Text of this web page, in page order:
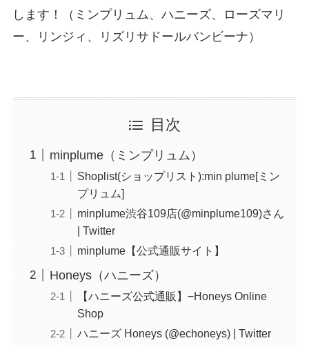
します！（ミンプリュム、ハニーズ、ローズマリ
ー、リンジィ、リズリサドールバンビーナ）
目次
minplume（ミンプリュム）
Shoplist(ショップリスト):min plume[ミン
プリュム]
minplume渋谷109店(@minplume109)さん
| Twitter
minplume【公式通販サイト】
Honeys（ハニーズ）
【ハニーズ公式通販】−Honeys Online
Shop
ハニーズ Honeys (@echoneys) | Twitter